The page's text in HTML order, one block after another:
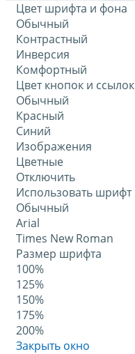
Цвет шрифта и фона
Обычный
Контрастный
Инверсия
Комфортный
Цвет кнопок и ссылок
Обычный
Красный
Синий
Изображения
Цветные
Отключить
Использовать шрифт
Обычный
Arial
Times New Roman
Размер шрифта
100%
125%
150%
175%
200%
Закрыть окно